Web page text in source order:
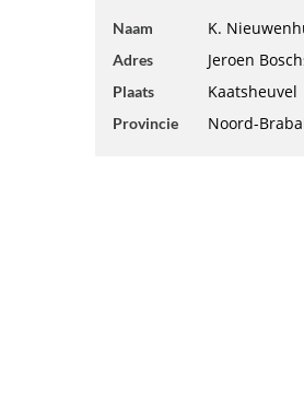
Naam K.
Adres Jeroen
Plaats Kaatsheuvel
Provincie Noord-